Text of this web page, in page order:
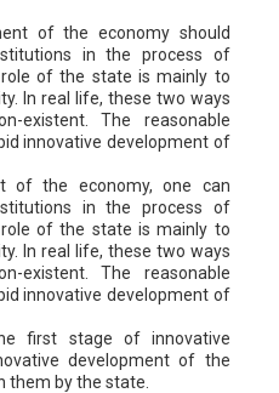
of the economy should
in the process of
of the state is mainly to
In real life, these two ways
existent. The reasonable
innovative development of
of the economy, one can
in the process of
of the state is mainly to
In real life, these two ways
existent. The reasonable
innovative development of
first stage of innovative
development of the
them by the state.